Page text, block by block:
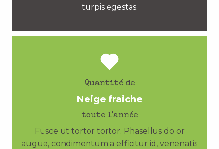
turpis egestas.
Quantité de
Neige fraiche
toute l'année
Fusce ut tortor tortor. Phasellus dolor
augue, condimentum a efficitur id, venenatis